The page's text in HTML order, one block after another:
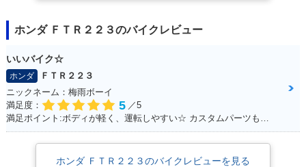
ホンダ ＦＴＲ２２３のバイクレビュー
いいバイク☆
ホンダ
ＦＴＲ２２３
ニックネーム：梅雨ボーイ
満足度：
5 ／5
ホンダ ＦＴＲ２２３のバイクレビューを見る